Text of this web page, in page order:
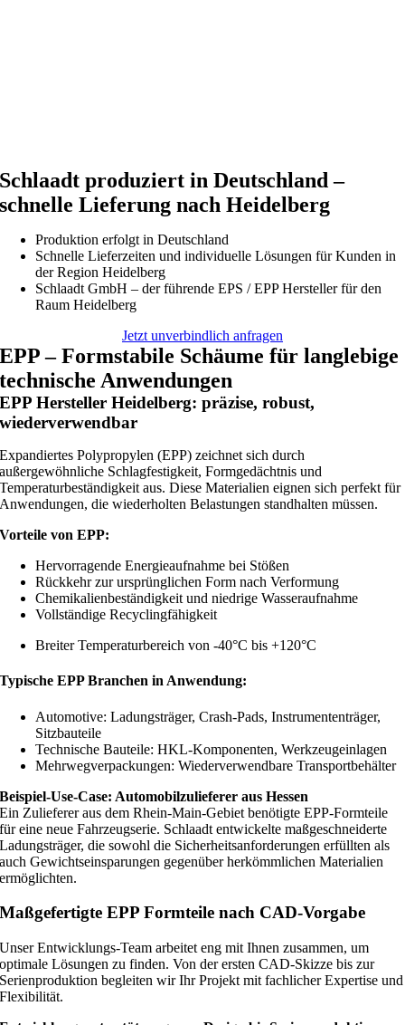
Schlaadt produziert in Deutschland –
schnelle Lieferung nach Heidelberg
Produktion erfolgt in Deutschland
Schnelle Lieferzeiten und individuelle Lösungen für Kunden in
der Region Heidelberg
Schlaadt GmbH – der führende EPS / EPP Hersteller für den
Raum Heidelberg
Jetzt unverbindlich anfragen
EPP – Formstabile Schäume für langlebige
technische Anwendungen
EPP Hersteller Heidelberg: präzise, robust,
wiederverwendbar
Expandiertes Polypropylen (EPP) zeichnet sich durch
außergewöhnliche Schlagfestigkeit, Formgedächtnis und
Temperaturbeständigkeit aus. Diese Materialien eignen sich perfekt für
Anwendungen, die wiederholten Belastungen standhalten müssen.
Vorteile von EPP:
Hervorragende Energieaufnahme bei Stößen
Rückkehr zur ursprünglichen Form nach Verformung
Chemikalienbeständigkeit und niedrige Wasseraufnahme
Vollständige Recyclingfähigkeit
Breiter Temperaturbereich von -40°C bis +120°C
Typische EPP Branchen in Anwendung:
Automotive: Ladungsträger, Crash-Pads, Instrumententräger,
Sitzbauteile
Technische Bauteile: HKL-Komponenten, Werkzeugeinlagen
Mehrwegverpackungen: Wiederverwendbare Transportbehälter
Beispiel-Use-Case: Automobilzulieferer aus Hessen
Ein Zulieferer aus dem Rhein-Main-Gebiet benötigte EPP-Formteile
für eine neue Fahrzeugserie. Schlaadt entwickelte maßgeschneiderte
Ladungsträger, die sowohl die Sicherheitsanforderungen erfüllten als
auch Gewichtseinsparungen gegenüber herkömmlichen Materialien
ermöglichten.
Maßgefertigte EPP Formteile nach CAD-Vorgabe
Unser Entwicklungs-Team arbeitet eng mit Ihnen zusammen, um
optimale Lösungen zu finden. Von der ersten CAD-Skizze bis zur
Serienproduktion begleiten wir Ihr Projekt mit fachlicher Expertise und
Flexibilität.